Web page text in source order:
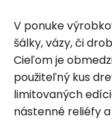
V ponuke
šálky, vázy, či
Cieľom je
použiteľný kus
limitovaných
nástenné reliéfy